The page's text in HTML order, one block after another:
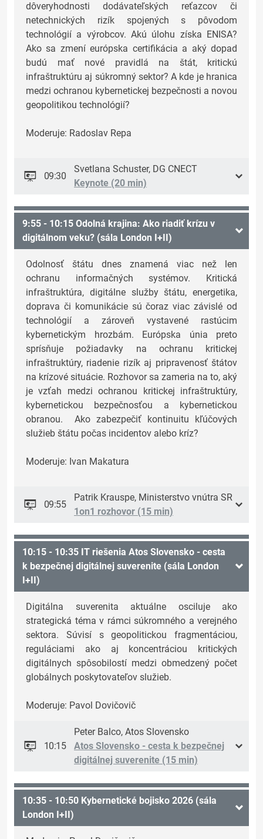
dôveryhodnosti dodávateľských reťazcov či
netechnických rizík spojených s pôvodom
technológií a výrobcov. Akú úlohu získa ENISA?
Ako sa zmení európska certifikácia a aký dopad
budú mať nové pravidlá na štát, kritickú
infraštruktúru aj súkromný sektor? A kde je hranica
medzi ochranou kybernetickej bezpečnosti a novou
geopolitikou technológií?
Moderuje: Radoslav Repa
09:30
Svetlana Schuster, DG CNECT
Keynote (20 min)
9:55 - 10:15 Odolná krajina: Ako riadiť krízu v
digitálnom veku? (sála London I+II)
Odolnosť štátu dnes znamená viac než len
ochranu informačných systémov. Kritická
infraštruktúra, digitálne služby štátu, energetika,
doprava či komunikácie sú čoraz viac závislé od
technológií a zároveň vystavené rastúcim
kybernetickým hrozbám. Európska únia preto
sprísňuje požiadavky na ochranu kritickej
infraštruktúry, riadenie rizík aj pripravenosť štátov
na krízové situácie. Rozhovor sa zameria na to, aký
je vzťah medzi ochranou kritickej infraštruktúry,
kybernetickou bezpečnosťou a kybernetickou
obranou. Ako zabezpečiť kontinuitu kľúčových
služieb štátu počas incidentov alebo kríz?
Moderuje: Ivan Makatura
09:55
Patrik Krauspe, Ministerstvo vnútra SR
1on1 rozhovor (15 min)
10:15 - 10:35 IT riešenia Atos Slovensko - cesta
k bezpečnej digitálnej suverenite (sála London
I+II)
Digitálna suverenita aktuálne osciluje ako
strategická téma v rámci súkromného a verejného
sektora. Súvisí s geopolitickou fragmentáciou,
reguláciami ako aj koncentráciou kritických
digitálnych spôsobilostí medzi obmedzený počet
globálnych poskytovateľov služieb.
Moderuje: Pavol Dovičovič
10:15
Peter Balco, Atos Slovensko
Atos Slovensko - cesta k bezpečnej
digitálnej suverenite (15 min)
10:35 - 10:50 Kybernetické bojisko 2026 (sála
London I+II)